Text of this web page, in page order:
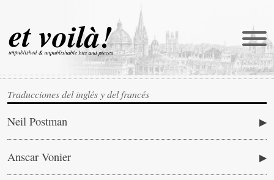
et voilà!
Traducciones
Newmanía
Traducciones del inglés y del francés
Neil Postman
Anscar Vonier